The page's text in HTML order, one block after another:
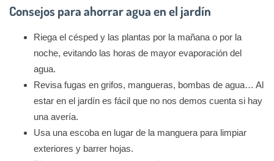
Consejos para ahorrar agua en el jardín
Riega el césped y las plantas por la mañana o por la
noche, evitando las horas de mayor evaporación del
agua.
Revisa fugas en grifos, mangueras, bombas de agua… Al
estar en el jardín es fácil que no nos demos cuenta si hay
una avería.
Usa una escoba en lugar de la manguera para limpiar
exteriores y barrer hojas.